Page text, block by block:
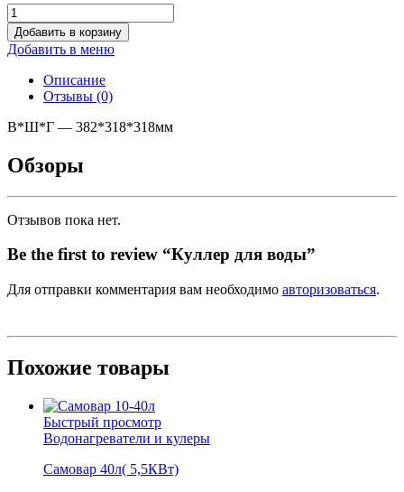
Добавить в корзину
Добавить в меню
Описание
Отзывы (0)
В*Ш*Г — 382*318*318мм
Обзоры
Отзывов пока нет.
Be the first to review “Куллер для воды”
Для отправки комментария вам необходимо авторизоваться.
Похожие товары
Быстрый просмотр
Водонагреватели и кулеры
Самовар 40л( 5,5КВт)